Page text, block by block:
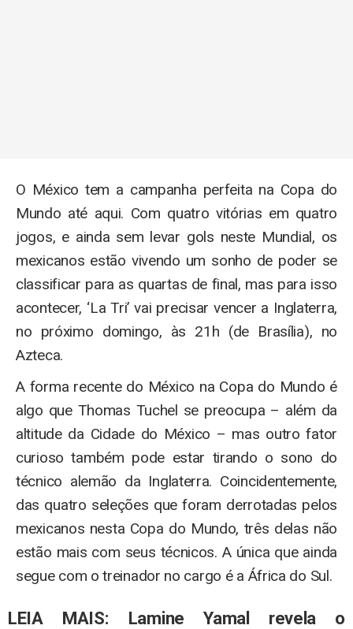
O México tem a campanha perfeita na Copa do
Mundo até aqui. Com quatro vitórias em quatro
jogos, e ainda sem levar gols neste Mundial, os
mexicanos estão vivendo um sonho de poder se
classificar para as quartas de final, mas para isso
acontecer, ‘La Tri’ vai precisar vencer a Inglaterra,
no próximo domingo, às 21h (de Brasília), no
Azteca.
A forma recente do México na Copa do Mundo é
algo que Thomas Tuchel se preocupa – além da
altitude da Cidade do México – mas outro fator
curioso também pode estar tirando o sono do
técnico alemão da Inglaterra. Coincidentemente,
das quatro seleções que foram derrotadas pelos
mexicanos nesta Copa do Mundo, três delas não
estão mais com seus técnicos. A única que ainda
segue com o treinador no cargo é a África do Sul.
LEIA MAIS: Lamine Yamal revela o